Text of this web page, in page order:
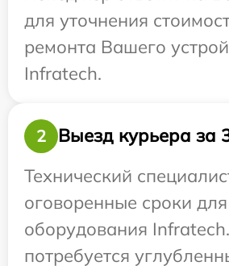
для уточнения
ремонта Вашего
Infratech.
2
Выезд курьера за
Технический
оговоренные сроки
оборудования
потребуется